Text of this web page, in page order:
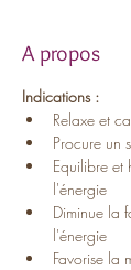
A propos
Indications :
Relaxe et
Procure un
Equilibre et
l'énergie
Diminue la
l'énergie
Favorise la